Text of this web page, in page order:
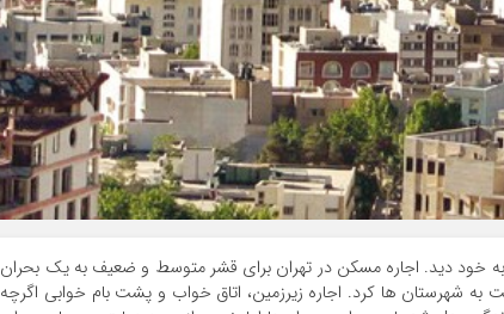
را به خود دید. اجاره مسکن در تهران برای قشر متوسط و ضعیف به یک بحران
به شهرستان ها کرد. اجاره زیرزمین، اتاق خواب و پشت بام خوابی اگرچه